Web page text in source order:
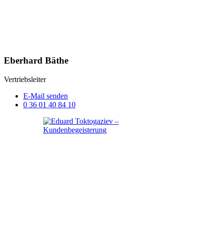
Eberhard Bäthe
Vertriebsleiter
E-Mail senden
0 36 01 40 84 10